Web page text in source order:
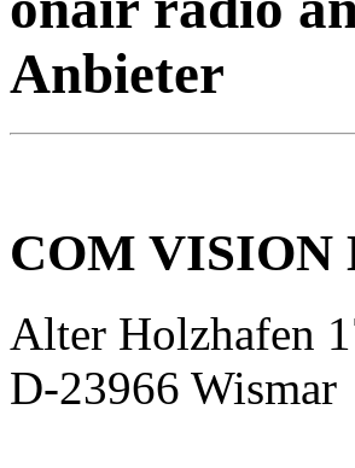
Anbieter
COM VISION
Alter Holzhafen
D-23966 Wismar